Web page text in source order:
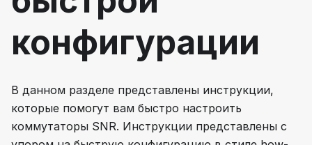
конфигурации
В данном разделе представлены инструкции,
которые помогут вам быстро настроить
коммутаторы SNR. Инструкции представлены с